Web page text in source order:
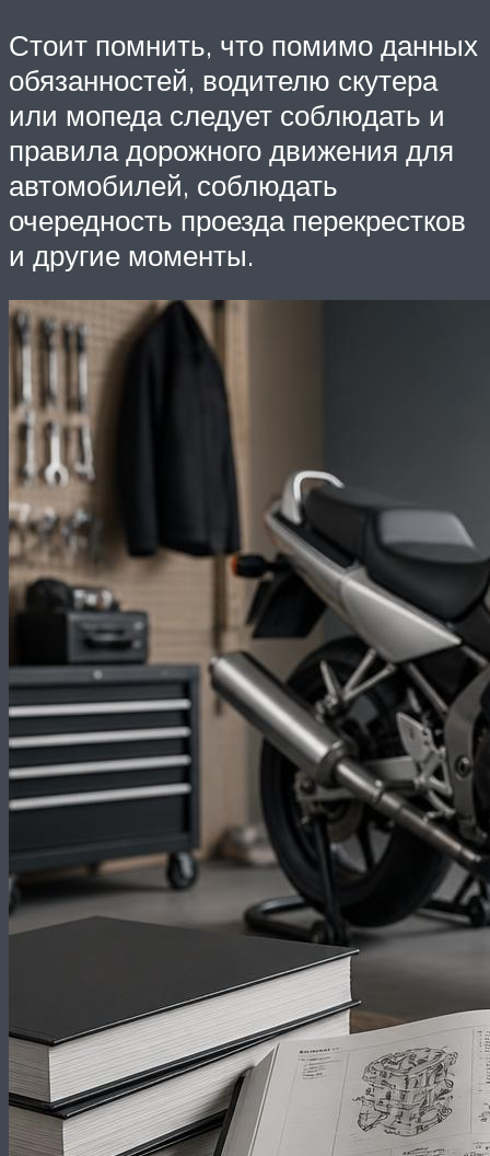
Стоит помнить, что помимо данных
обязанностей, водителю скутера
или мопеда следует соблюдать и
правила дорожного движения для
автомобилей, соблюдать
очередность проезда перекрестков
и другие моменты.